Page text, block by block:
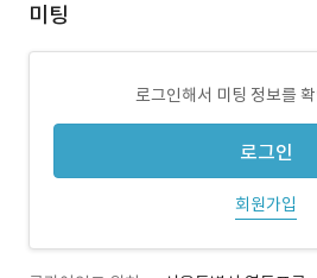
미팅
로그인해서 미팅 정보를
로그인
회원가입